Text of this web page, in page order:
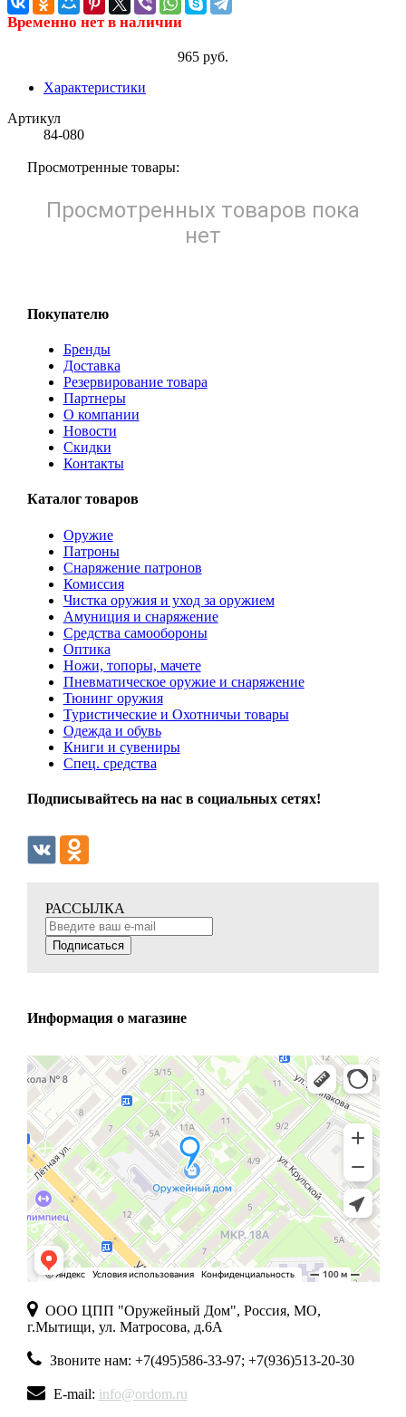
Временно нет в наличии
965 руб.
Характеристики
Артикул
84-080
Просмотренные товары:
Просмотренных товаров пока
нет
Покупателю
Бренды
Доставка
Резервирование товара
Партнеры
О компании
Новости
Скидки
Контакты
Каталог товаров
Оружие
Патроны
Снаряжение патронов
Комиссия
Чистка оружия и уход за оружием
Амуниция и снаряжение
Средства самообороны
Оптика
Ножи, топоры, мачете
Пневматическое оружие и снаряжение
Тюнинг оружия
Туристические и Охотничьи товары
Одежда и обувь
Книги и сувениры
Спец. средства
Подписывайтесь на нас в социальных сетях!
РАССЫЛКА
Подписаться
Информация о магазине
ООО ЦПП "Оружейный Дом", Россия, МО,
г.Мытищи, ул. Матросова, д.6А
Звоните нам: +7(495)586-33-97; +7(936)513-20-30
E-mail: info@ordom.ru